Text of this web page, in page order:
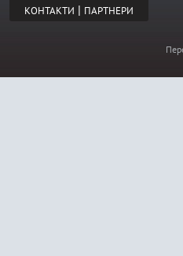
КОНТАКТИ | ПАРТНЕРИ